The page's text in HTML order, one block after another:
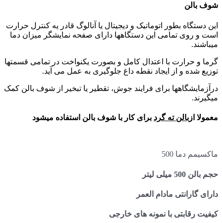
شوف بالن
این دستگاه بطور اتوماتیک و دیجیتال یا آنالوگ قادر یه کنترل حرارت
است و روی تمامی این دستگاهها دارای صفحه نمایشگر میزان دما
میباشند.
گرما و حرارت با اعتدال کامل و بصورت یکنواخت در تمامی قسمتها
توزیع شده و از ایجاد نقطه داغ جلوگیری به عمل می آید.
درآزمایشگاهها برای فرایند جوش، تقطیر یا تبخیر از شوف بالن کمک
میگیرند.
معمولا از بالن ته گرد برای کار با شوف بالن استفاده میشود
ماکسیمم دما 500
حجم بالن 500 میلی لیتر
دارای گارانتی مادام العمر
کیفیت رقابتی با نمونه های خارجی